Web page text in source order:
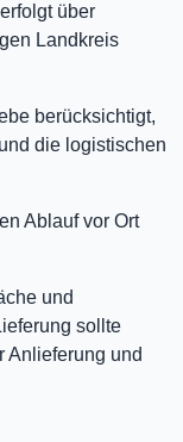
über
Landkreis
berücksichtigt,
die logistischen
Ablauf vor Ort
und
sollte
Anlieferung und